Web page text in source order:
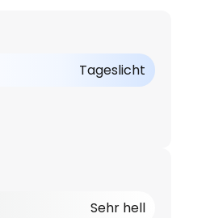
Tageslicht
Sehr hell